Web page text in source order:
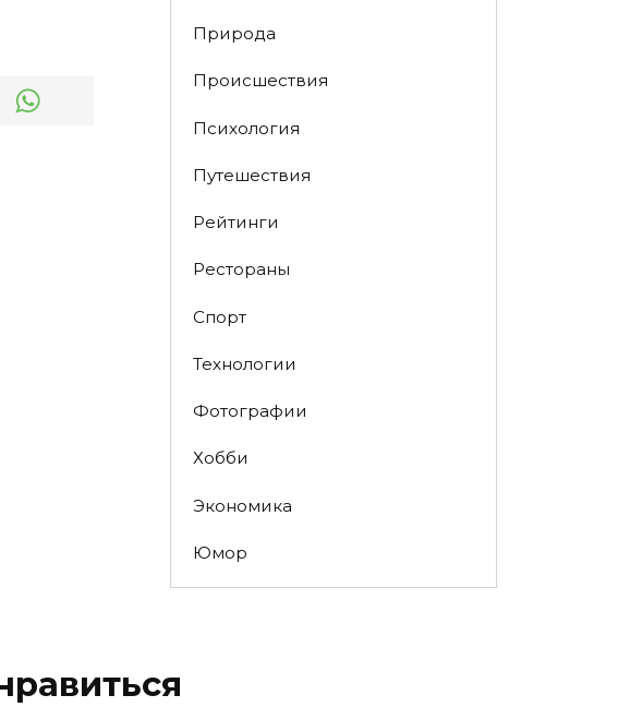
Природа
Происшествия
Психология
Путешествия
Рейтинги
Рестораны
Спорт
Технологии
Фотографии
Хобби
Экономика
Юмор